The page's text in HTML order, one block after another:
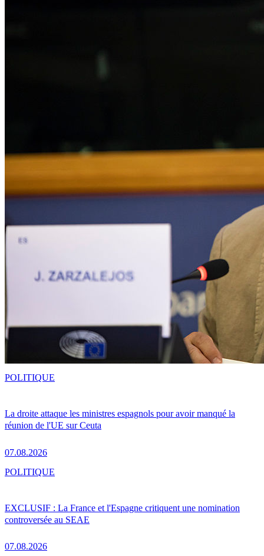
La droite attaque les ministres espagnols pour avoir manqué la
réunion de l'UE sur Ceuta
07.08.2026
POLITIQUE
EXCLUSIF : La France et l'Espagne critiquent une nomination
controversée au SEAE
07.08.2026
POLITIQUE